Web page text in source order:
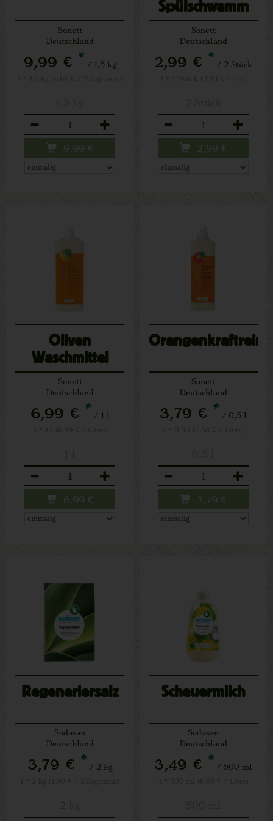
Sonett
Deutschland
9,99 € * / 1,5 kg
9,99 €
Spülschwamm
Sonett
Deutschland
2,99 € * / 2 Stück
2,99 €
Oliven
Waschmittel
Wolle u.Seide
Sonett
Deutschland
6,99 € * / 1 l
6,99 €
Sonett
Deutschland
3,79 € * / 0,5 l
3,79 €
Regeneriersalz
Sodasan
Deutschland
3,79 € * / 2 kg
Scheuermilch
Sodasan
Deutschland
3,49 € * / 500 ml